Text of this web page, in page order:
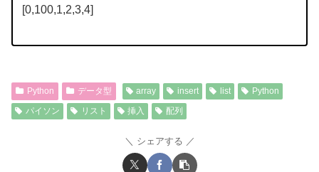
[0,100,1,2,3,4]
Python データ型 array insert list
Python
パイソン
リスト 挿入 配列
シェアする